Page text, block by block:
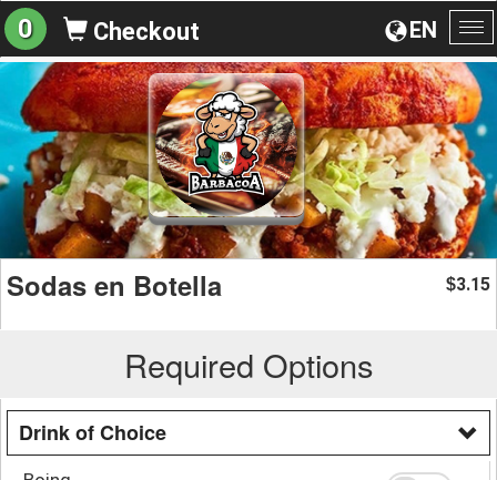
EN
0 Checkout
Sodas en Botella $3.15
Required Options
Drink of Choice